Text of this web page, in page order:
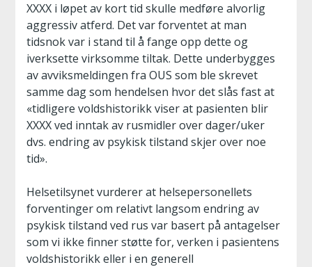
XXXX i løpet av kort tid skulle medføre alvorlig
aggressiv atferd. Det var forventet at man
tidsnok var i stand til å fange opp dette og
iverksette virksomme tiltak. Dette underbygges
av avviksmeldingen fra OUS som ble skrevet
samme dag som hendelsen hvor det slås fast at
«tidligere voldshistorikk viser at pasienten blir
XXXX ved inntak av rusmidler over dager/uker
dvs. endring av psykisk tilstand skjer over noe
tid».
Helsetilsynet vurderer at helsepersonellets
forventinger om relativt langsom endring av
psykisk tilstand ved rus var basert på antagelser
som vi ikke finner støtte for, verken i pasientens
voldshistorikk eller i en generell